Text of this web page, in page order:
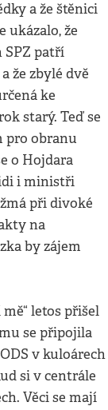
a že štěnici
ukázalo, že
SPZ patří
že zbylé dvě
ke
starý. Teď se
pro obranu
o Hojdara
i ministři
při divoké
na
by zájem
letos přišel
se připojila
v kuloárech
si v centrále
Věci se mají